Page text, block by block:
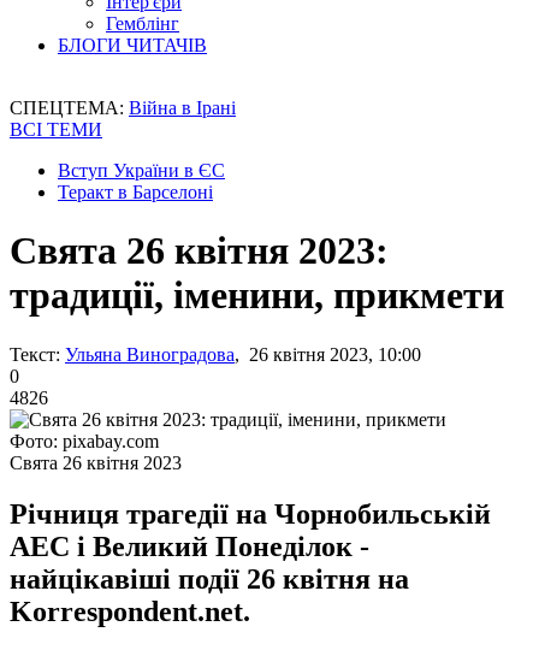
Гемблінг
БЛОГИ ЧИТАЧІВ
СПЕЦТЕМА: Війна в Ірані
ВСІ ТЕМИ
Вступ України в ЄС
Теракт в Барселоні
Свята 26 квітня 2023:
традиції, іменини, прикмети
Текст: Ульяна Виноградова, 26 квітня 2023, 10:00
0
4826
Фото: pixabay.com
Свята 26 квітня 2023
Річниця трагедії на Чорнобильській
АЕС і Великий Понеділок -
найцікавіші події 26 квітня на
Korrespondent.net.